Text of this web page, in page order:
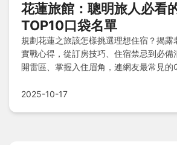
花蓮旅館：聰明旅人必看
TOP10口袋名單
規劃花蓮之旅該怎樣挑選理想住宿？揭露
實戰心得，從訂房技巧、住宿禁忌到必備
開雷區、掌握入住眉角，連網友最常見的
2025-10-17